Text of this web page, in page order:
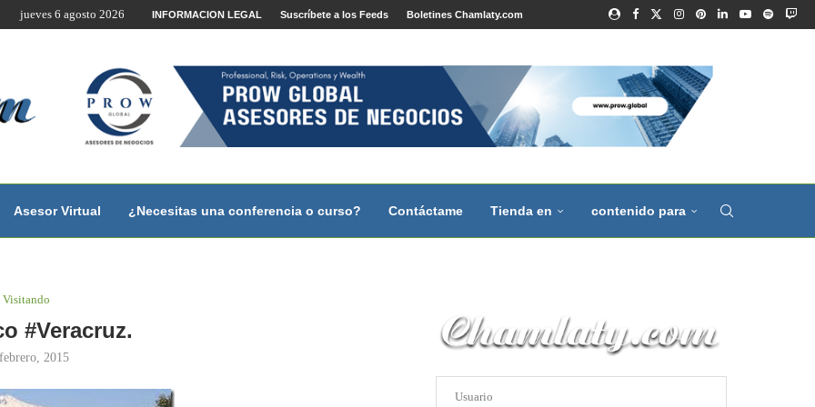
por Internet y Videoconferencia.
jueves 6 agosto 2026 INFORMACION LEGAL Suscríbete a los Feeds Boletines Chamlaty.com
Asesor Virtual ¿Necesitas una conferencia o curso? Contáctame Tienda en contenido para
Visitando
#Veracruz.
2015